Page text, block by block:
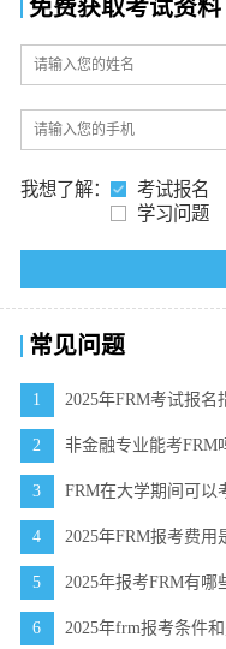
免费获取考试资料
我想了解： 考试报名
学习问题
常见问题
1 2025年FRM考试报
2 非金融专业能考FRM
3 FRM在大学期间可以
4 2025年FRM报考费用
5 2025年报考FRM有哪
6 2025年frm报考条件